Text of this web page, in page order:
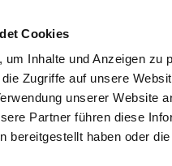
Cookies
Inhalte und Anzeigen zu
Zugriffe auf unsere
unserer Website
Partner führen diese
bereitgestellt haben oder
SUCHEN
HELIOS